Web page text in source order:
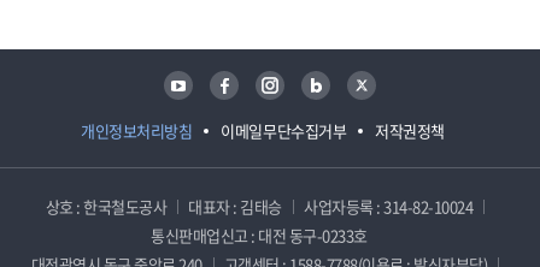
개인정보처리방침 이메일무단수집거부 저작권정책
유튜브 페이스북 인스타그램 블로그 트위터
상호 : 한국철도공사 대표자 : 김태승
사업자등록 : 314-82-10024
통신판매업신고 : 대전 동구-0233호